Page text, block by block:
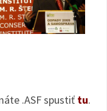
.ASF spustiť tu.